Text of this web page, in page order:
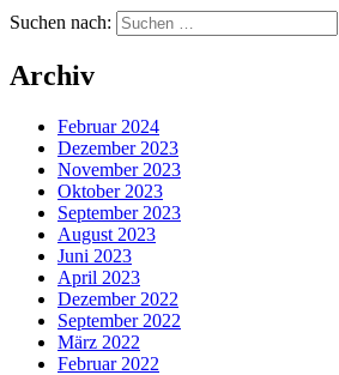
Suchen nach:
Archiv
Februar 2024
Dezember 2023
November 2023
Oktober 2023
September 2023
August 2023
Juni 2023
April 2023
Dezember 2022
September 2022
März 2022
Februar 2022